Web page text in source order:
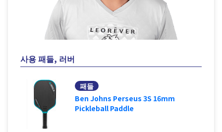
사용 패들, 러버
패들
Ben Johns Perseus 3S 16mm
Pickleball Paddle